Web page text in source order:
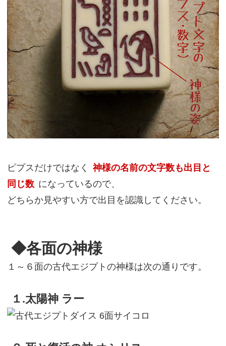
ピプスだけではなく
神様の名前の文字数も出目と
同じ数 になっているので、
どちらか見やすい方で出目を認識してください。
◆各面の神様
１～６面の古代エジプトの神様は次の通りです。
１.太陽神 ラー